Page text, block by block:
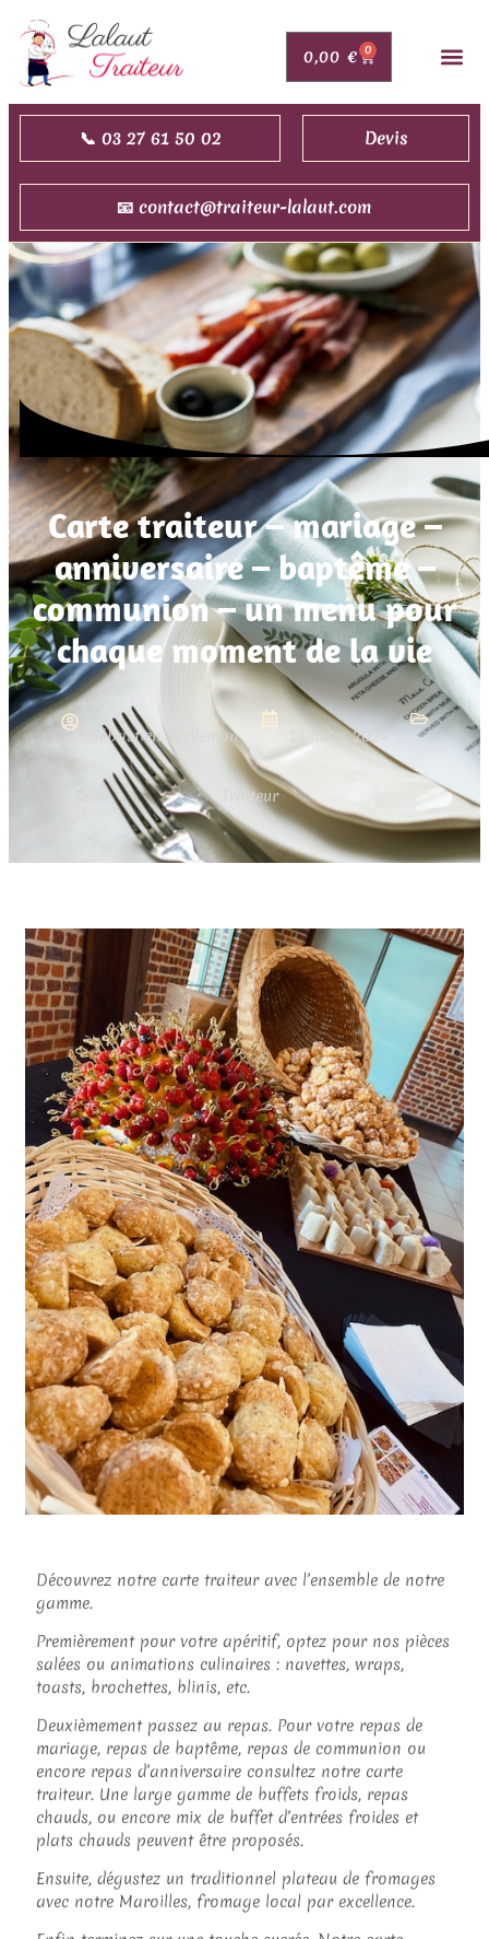
0,00€ 0
📞 03 27 61 50 02 Devis
📧 contact@traiteur-lalaut.com
Carte traiteur – mariage –
anniversaire – baptême –
communion – un menu pour
chaque moment de la vie
Sébastien Wylleman 13 mars 2024
Traiteur
Découvrez notre carte traiteur avec l’ensemble de notre
gamme.
Premièrement pour votre apéritif, optez pour nos pièces
salées ou animations culinaires : navettes, wraps,
toasts, brochettes, blinis, etc.
Deuxièmement passez au repas. Pour votre repas de
mariage, repas de baptême, repas de communion ou
encore repas d’anniversaire consultez notre carte
traiteur. Une large gamme de buffets froids, repas
chauds, ou encore mix de buffet d’entrées froides et
plats chauds peuvent être proposés.
Ensuite, dégustez un traditionnel plateau de fromages
avec notre Maroilles, fromage local par excellence.